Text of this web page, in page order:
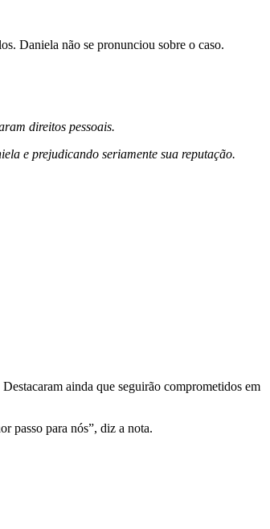
Daniela não se pronunciou sobre o caso.
direitos pessoais.
e prejudicando seriamente sua reputação.
ainda que seguirão comprometidos em
passo para nós”, diz a nota.